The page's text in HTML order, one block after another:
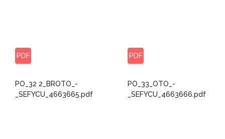
PDF
PO_32 2_BROTO_-
_SEFYCU_4663665.pdf
PDF
PO_33_OTO_-
_SEFYCU_4663666.pdf